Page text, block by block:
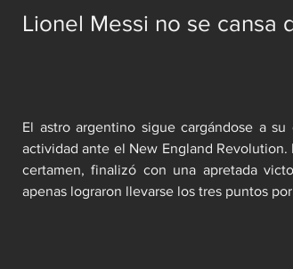
Lionel Messi no se cansa
El astro argentino sigue cargándose a
actividad ante el New England
certamen, finalizó con una apretada
apenas lograron llevarse los tres puntos